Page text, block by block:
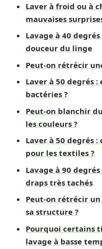
Laver à froid ou à
mauvaises
Lavage à 40
douceur du linge
Peut-on rétrécir
Laver à 50 degrés
bactéries ?
Peut-on blanchir
les couleurs ?
Laver à 50 degrés
pour les textiles ?
Lavage à 90
draps très tachés
Peut-on rétrécir
sa structure ?
Pourquoi certains
lavage à basse